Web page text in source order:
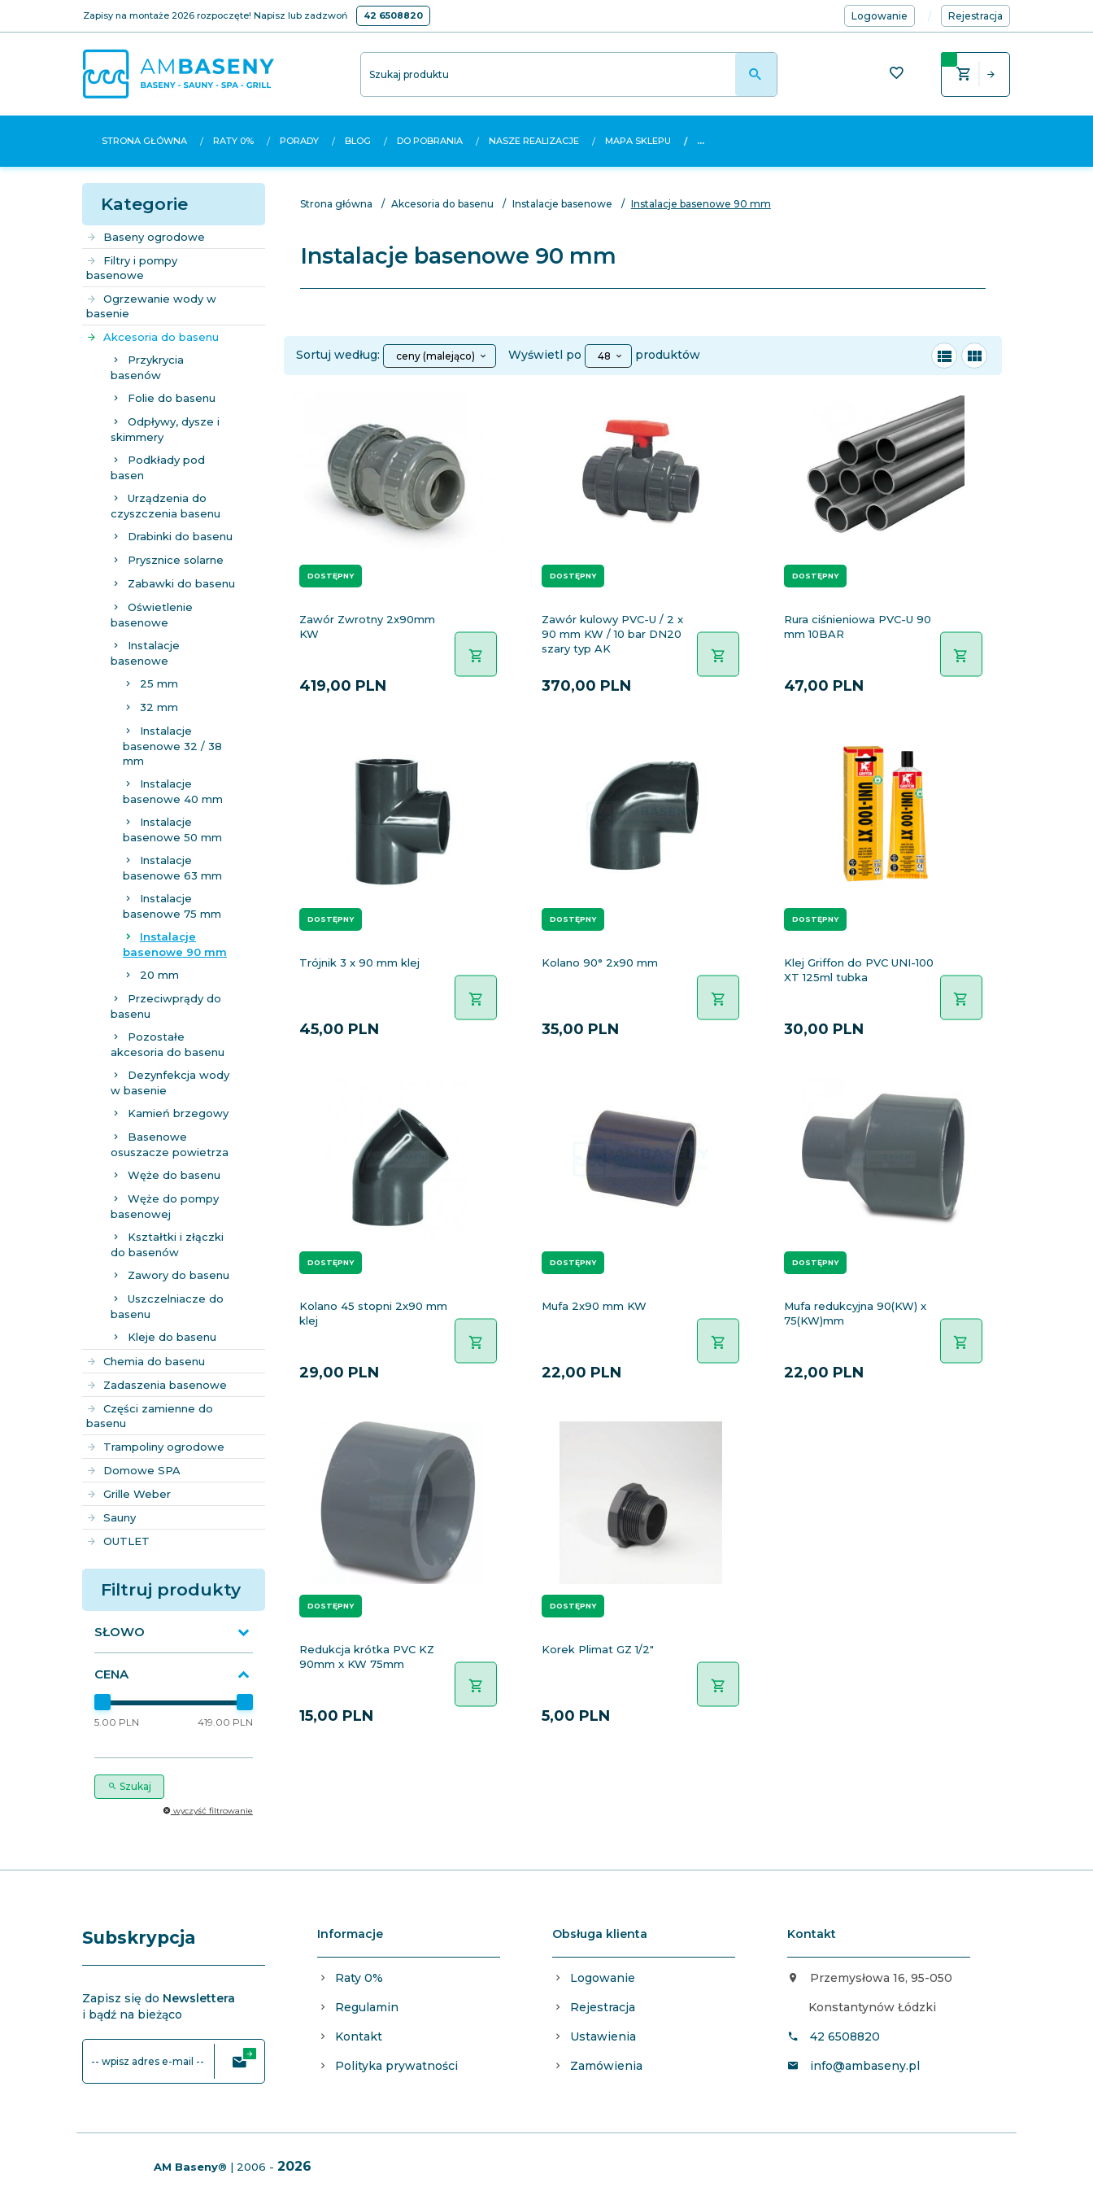
Zapisy na montaże 2026 rozpoczęte! Napisz lub zadzwoń 42 6508820 Logowanie Rejestracja
Szukaj produktu
STRONA GŁÓWNA RATY 0% PORADY BLOG DO POBRANIA NASZE REALIZACJE MAPA SKLEPU ...
Kategorie
Baseny ogrodowe
Filtry i pompy
basenowe
Ogrzewanie wody w
basenie
Akcesoria do basenu
Przykrycia
basenów
Folie do basenu
Odpływy, dysze i
skimmery
Podkłady pod
basen
Urządzenia do
czyszczenia basenu
Drabinki do basenu
Prysznice solarne
Zabawki do basenu
Oświetlenie
basenowe
Instalacje
basenowe
25 mm
32 mm
Instalacje
basenowe 32 / 38
mm
Instalacje
basenowe 40 mm
Instalacje
basenowe 50 mm
Instalacje
basenowe 63 mm
Instalacje
basenowe 75 mm
Instalacje
basenowe 90 mm
20 mm
Przeciwprądy do
basenu
Pozostałe
akcesoria do basenu
Dezynfekcja wody
w basenie
Kamień brzegowy
Basenowe
osuszacze powietrza
Węże do basenu
Węże do pompy
basenowej
Kształtki i złączki
do basenów
Zawory do basenu
Uszczelniacze do
basenu
Kleje do basenu
Chemia do basenu
Zadaszenia basenowe
Części zamienne do
basenu
Trampoliny ogrodowe
Domowe SPA
Grille Weber
Sauny
OUTLET
Filtruj produkty
SŁOWO
CENA
5.00 PLN 419.00 PLN
Szukaj
wyczyść filtrowanie
Strona główna Akcesoria do basenu Instalacje basenowe Instalacje basenowe 90 mm
Instalacje basenowe 90 mm
Sortuj według: sortceny (malejąco) Wyświetl po pop
48 produktów
DOSTĘPNY
Zawór Zwrotny 2x90mm
KW
419,00 PLN
DOSTĘPNY
Zawór kulowy PVC-U / 2 x
90 mm KW / 10 bar DN20
szary typ AK
370,00 PLN
DOSTĘPNY
Rura ciśnieniowa PVC-U 90
mm 10BAR
47,00 PLN
DOSTĘPNY
Trójnik 3 x 90 mm klej
45,00 PLN
DOSTĘPNY
Kolano 90° 2x90 mm
35,00 PLN
DOSTĘPNY
Klej Griffon do PVC UNI-100
XT 125ml tubka
30,00 PLN
DOSTĘPNY
Kolano 45 stopni 2x90 mm
klej
29,00 PLN
DOSTĘPNY
Mufa 2x90 mm KW
22,00 PLN
DOSTĘPNY
Mufa redukcyjna 90(KW) x
75(KW)mm
22,00 PLN
DOSTĘPNY
Redukcja krótka PVC KZ
90mm x KW 75mm
15,00 PLN
DOSTĘPNY
Korek Plimat GZ 1/2"
5,00 PLN
Subskrypcja
Zapisz się do Newslettera
i bądź na bieżąco
-- wpisz adres e-mail --
Informacje
Raty 0%
Regulamin
Kontakt
Polityka prywatności
Obsługa klienta
Logowanie
Rejestracja
Ustawienia
Zamówienia
Kontakt
Przemysłowa 16, 95-050
Konstantynów Łódzki
42 6508820
info@ambaseny.pl
AM Baseny® | 2006 - 2026